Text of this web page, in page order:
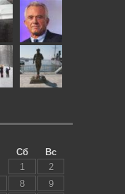
Сб
Вс
1
2
8
9